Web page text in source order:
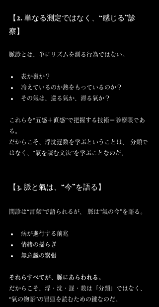
【2. 単なる測定ではなく、“感じる”診
察】
脈診とは、単にリズムを測る行為ではない。
表か裏か？
冷えているのか熱をもっているのか？
その氣は、巡る氣か、滞る氣か？
これらを“五感＋直感”で把握する技術＝診察眼であ
る。
だからこそ、浮沈遅数を学ぶということは、 分類で
はなく、“氣を読む文法”を学ぶことなのだ。
【3. 脈と氣は、“今”を語る】
問診は“言葉”で語られるが、 脈は“氣の今”を語る。
病が進行する前兆
情緒の揺らぎ
無意識の緊張
それらすべてが、脈にあらわれる。
だからこそ、浮・沈・遅・数は「分類」ではなく、
“氣の物語”の冒頭を読むための鍵なのだ。